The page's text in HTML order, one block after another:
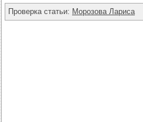
Проверка статьи: Морозова Лариса